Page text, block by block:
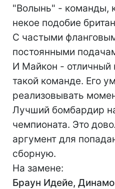
"Волынь" - команды,
некое подобие
С частыми
постоянными
И Майкон - отличный
такой команде. Его
реализовывать
Лучший бомбардир
чемпионата. Это
аргумент для
сборную.
На замене:
Браун Идейе, Динамо